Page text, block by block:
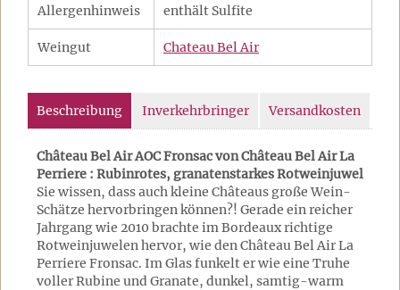
Allergenhinweis enthält Sulfite
Weingut Chateau Bel Air
Beschreibung Inverkehrbringer Versandkosten
Château Bel Air AOC Fronsac von Château Bel Air La
Perriere : Rubinrotes, granatenstarkes Rotweinjuwel
Sie wissen, dass auch kleine Châteaus große Wein-
Schätze hervorbringen können?! Gerade ein reicher
Jahrgang wie 2010 brachte im Bordeaux richtige
Rotweinjuwelen hervor, wie den Château Bel Air La
Perriere Fronsac. Im Glas funkelt er wie eine Truhe
voller Rubine und Granate, dunkel, samtig-warm